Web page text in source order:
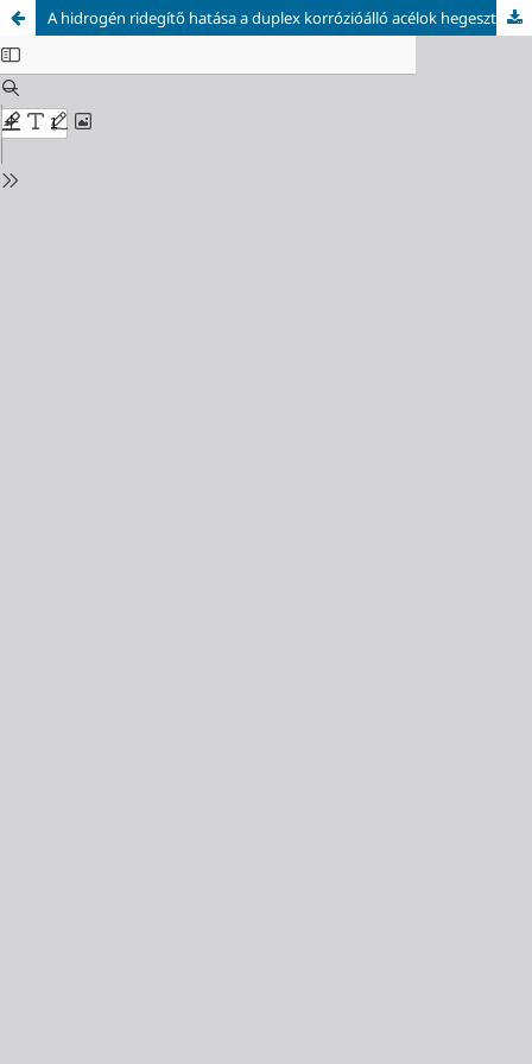
A hidrogén ridegítő hatása a duplex korrózióálló acélok hegesztett kötéseiben